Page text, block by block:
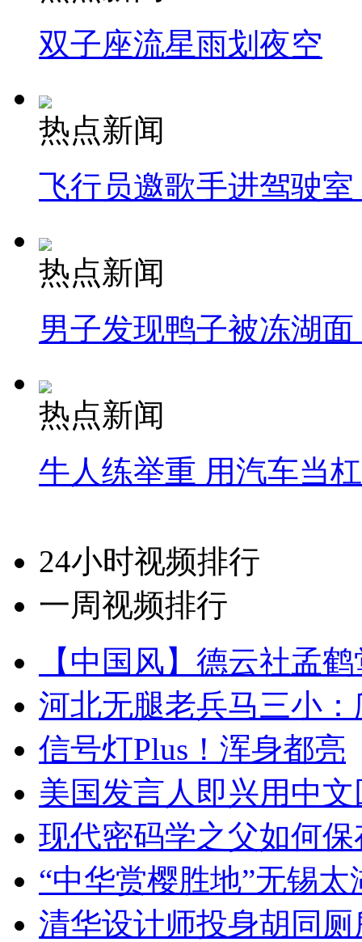
双子座流星雨划夜空
热点新闻
飞行员邀歌手进驾驶
热点新闻
男子发现鸭子被冻湖
热点新闻
牛人练举重 用汽车当
24小时视频排行
一周视频排行
【中国风】德云社孟
河北无腿老兵马三小
信号灯Plus！浑身都亮
美国发言人即兴用中
现代密码学之父如何
“中华赏樱胜地”无锡
清华设计师投身胡同